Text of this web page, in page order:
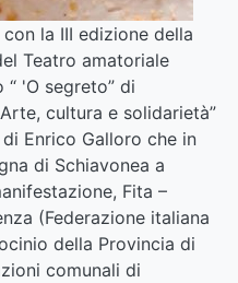
la III edizione della
Teatro amatoriale
'O segreto” di
cultura e solidarietà”
Enrico Galloro che in
di Schiavonea a
Fita –
(Federazione italiana
della Provincia di
comunali di